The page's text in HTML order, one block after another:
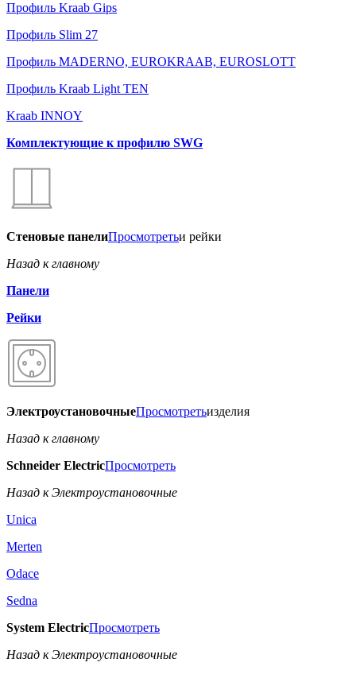
Профиль Kraab Gips
Профиль Slim 27
Профиль MADERNO, EUROKRAAB, EUROSLOTT
Профиль Kraab Light TEN
Kraab INNOY
Комплектующие к профилю SWG
Стеновые панелиПросмотретьи рейки
Назад к главному
Панели
Рейки
ЭлектроустановочныеПросмотретьизделия
Назад к главному
Schneider ElectricПросмотреть
Назад к Электроустановочные
Unica
Merten
Odace
Sedna
System ElectricПросмотреть
Назад к Электроустановочные